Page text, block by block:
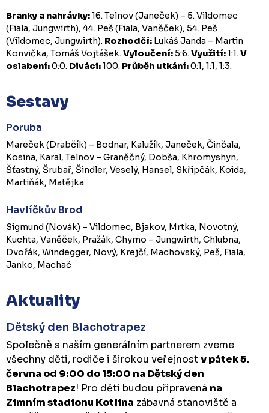
Branky a nahrávky:16. Telnov (Janeček) – 5. Vildomec
(Fiala, Jungwirth), 44. Peš (Fiala, Vaněček), 54. Peš
(Vildomec, Jungwirth). Rozhodčí: Lukáš Janda – Martin
Konvička, Tomáš Vojtášek.Vyloučení:5:6.Využití:1:1.V
oslabení:0:0. Diváci:100. Průběh utkání:0:1, 1:1, 1:3.
Sestavy
Poruba
Mareček (Drabčík) – Bodnar, Kalužík, Janeček, Činčala,
Kosina, Karal, Telnov – Graněčný, Dobša, Khromyshyn,
Šťastný, Šrubař, Šindler, Veselý, Hansel, Skřipčák, Koida,
Martiňák, Matějka
Havlíčkův Brod
Sigmund (Novák) – Vildomec, Bjakov, Mrtka, Novotný,
Kuchta, Vaněček, Pražák, Chymo – Jungwirth, Chlubna,
Dvořák, Windegger, Nový, Krejčí, Machovský, Peš, Fiala,
Janko, Machač
Aktuality
Dětský den Blachotrapez
Společně s naším generálním partnerem zveme
všechny děti, rodiče i širokou veřejnostv pátek 5.
června od 9:00 do 15:00 na Dětský den
Blachotrapez! Pro děti budou připravená na
Zimním stadionu Kotlina zábavná stanoviště a